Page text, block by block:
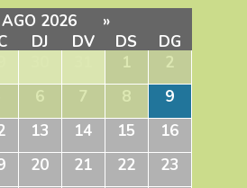
AGO 2026
»
DJ DV DS
DG
1
2
6 7 8
9
13 14 15
16
20 21 22
23